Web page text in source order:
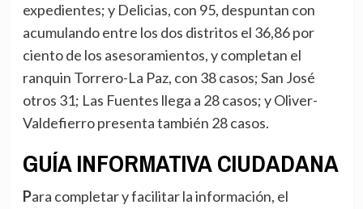
expedientes; y Delicias, con 95, despuntan con
acumulando entre los dos distritos el 36,86 por
ciento de los asesoramientos, y completan el
ranquin Torrero-La Paz, con 38 casos; San José
otros 31; Las Fuentes llega a 28 casos; y Oliver-
Valdefierro presenta también 28 casos.
GUÍA INFORMATIVA CIUDADANA
Para completar y facilitar la información, el